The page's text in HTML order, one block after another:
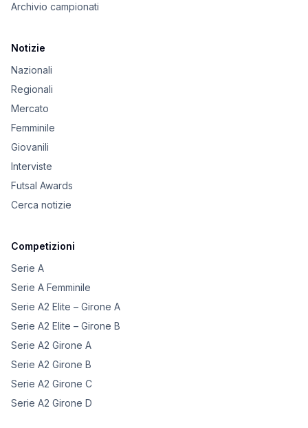
Archivio campionati
Notizie
Nazionali
Regionali
Mercato
Femminile
Giovanili
Interviste
Futsal Awards
Cerca notizie
Competizioni
Serie A
Serie A Femminile
Serie A2 Elite – Girone A
Serie A2 Elite – Girone B
Serie A2 Girone A
Serie A2 Girone B
Serie A2 Girone C
Serie A2 Girone D